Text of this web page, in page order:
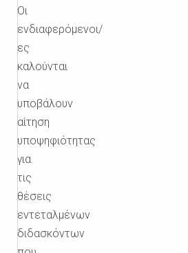
Οι
ενδιαφερόμενοι/
ες
καλούνται
να
υποβάλουν
αίτηση
υποψηφιότητας
για
τις
θέσεις
εντεταλμένων
διδασκόντων